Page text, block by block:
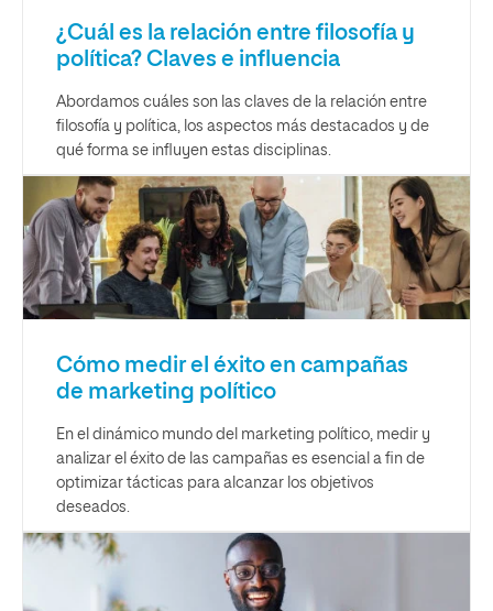
¿Cuál es la relación entre filosofía y
política? Claves e influencia
Abordamos cuáles son las claves de la relación entre
filosofía y política, los aspectos más destacados y de
qué forma se influyen estas disciplinas.
Cómo medir el éxito en campañas
de marketing político
En el dinámico mundo del marketing político, medir y
analizar el éxito de las campañas es esencial a fin de
optimizar tácticas para alcanzar los objetivos
deseados.